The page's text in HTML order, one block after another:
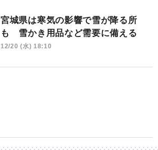
宮城県は寒気の影響で雪が降る所
も 雪かき用品など需要に備える
12/20 (水) 18:10